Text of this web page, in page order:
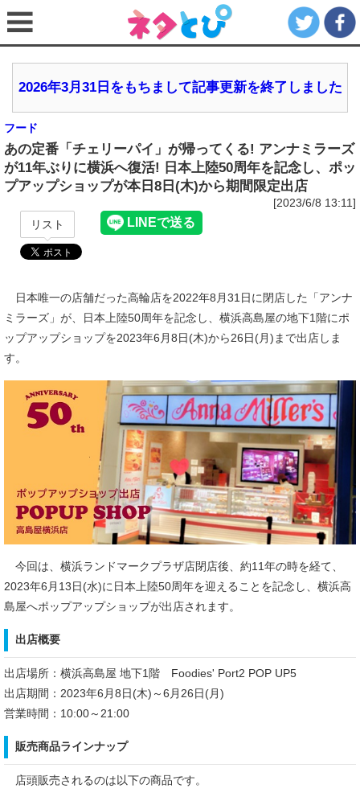
2026年3月31日をもちまして記事更新を終了しました
フード
あの定番「チェリーパイ」が帰ってくる! アンナミラーズ
が11年ぶりに横浜へ復活! 日本上陸50周年を記念し、ポッ
プアップショップが本日8日(木)から期間限定出店
[2023/6/8 13:11]
リスト
日本唯一の店舗だった高輪店を2022年8月31日に閉店した「アンナ
ミラーズ」が、日本上陸50周年を記念し、横浜高島屋の地下1階にポ
ップアップショップを2023年6月8日(木)から26日(月)まで出店しま
す。
今回は、横浜ランドマークプラザ店閉店後、約11年の時を経て、
2023年6月13日(水)に日本上陸50周年を迎えることを記念し、横浜高
島屋へポップアップショップが出店されます。
出店概要
出店場所：横浜高島屋 地下1階 Foodies' Port2 POP UP5
出店期間：2023年6月8日(木)～6月26日(月)
営業時間：10:00～21:00
販売商品ラインナップ
店頭販売されるのは以下の商品です。